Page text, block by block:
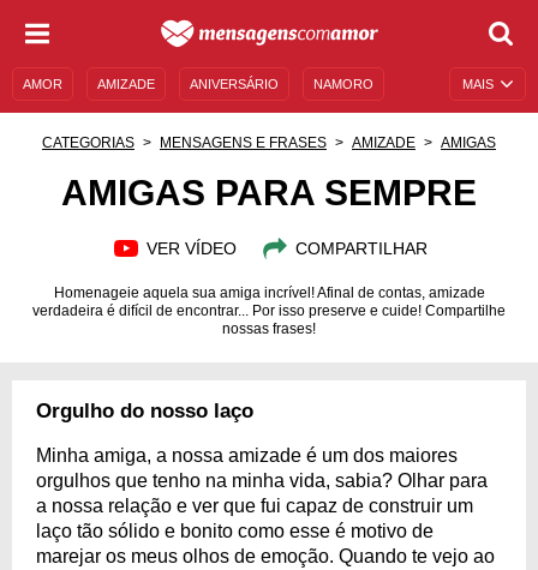
MAIS
AMOR AMIZADE ANIVERSÁRIO NAMORO
CATEGORIAS MENSAGENS E FRASES AMIZADE AMIGAS
AMIGAS PARA SEMPRE
VER VÍDEO COMPARTILHAR
Homenageie aquela sua amiga incrível! Afinal de contas, amizade
verdadeira é difícil de encontrar... Por isso preserve e cuide! Compartilhe
nossas frases!
Orgulho do nosso laço
Minha amiga, a nossa amizade é um dos maiores
orgulhos que tenho na minha vida, sabia? Olhar para
a nossa relação e ver que fui capaz de construir um
laço tão sólido e bonito como esse é motivo de
marejar os meus olhos de emoção. Quando te vejo ao